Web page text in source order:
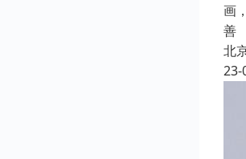
画
善
北
23-